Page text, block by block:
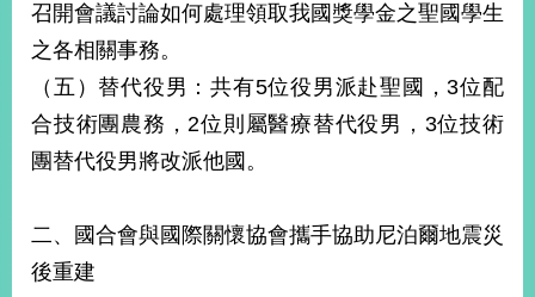
召開會議討論如何處理領取我國獎學金之聖國學生
之各相關事務。
（五）替代役男：共有5位役男派赴聖國，3位配
合技術團農務，2位則屬醫療替代役男，3位技術
團替代役男將改派他國。
二、國合會與國際關懷協會攜手協助尼泊爾地震災
後重建